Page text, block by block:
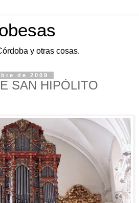
y otras cosas.
de 2009
SAN HIPÓLITO